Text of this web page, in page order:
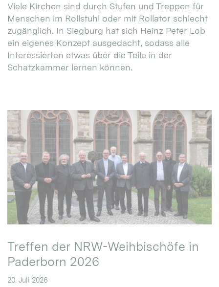
Viele Kirchen sind durch Stufen und Treppen für
Menschen im Rollstuhl oder mit Rollator schlecht
zugänglich. In Siegburg hat sich Heinz Peter Lob
ein eigenes Konzept ausgedacht, sodass alle
Interessierten etwas über die Teile in der
Schatzkammer lernen können.
Treffen der NRW-Weihbischöfe in
Paderborn 2026
20. Juli 2026